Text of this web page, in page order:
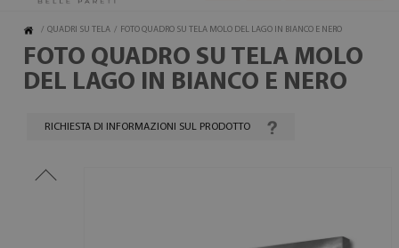
/ QUADRI SU TELA / FOTO QUADRO SU TELA MOLO DEL LAGO IN BIANCO E NERO
FOTO QUADRO SU TELA MOLO
DEL LAGO IN BIANCO E NERO
RICHIESTA DI INFORMAZIONI SUL PRODOTTO